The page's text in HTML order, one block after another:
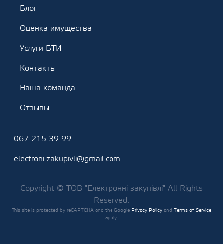
Блог
Оценка имущества
Услуги БТИ
Контакты
Наша команда
Отзывы
067 215 39 99
electroni.zakupivli@gmail.com
Copyright © ТОВ "Електронні закупівлі" All Rights
Reserved.
This site is protected by reCAPTCHA and the Google Privacy Policy and Terms of Service
apply.